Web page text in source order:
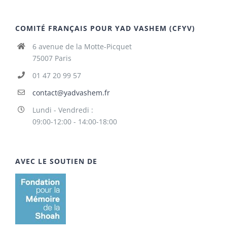
COMITÉ FRANÇAIS POUR YAD VASHEM (CFYV)
6 avenue de la Motte-Picquet
75007 Paris
01 47 20 99 57
contact@yadvashem.fr
Lundi - Vendredi :
09:00-12:00 - 14:00-18:00
AVEC LE SOUTIEN DE